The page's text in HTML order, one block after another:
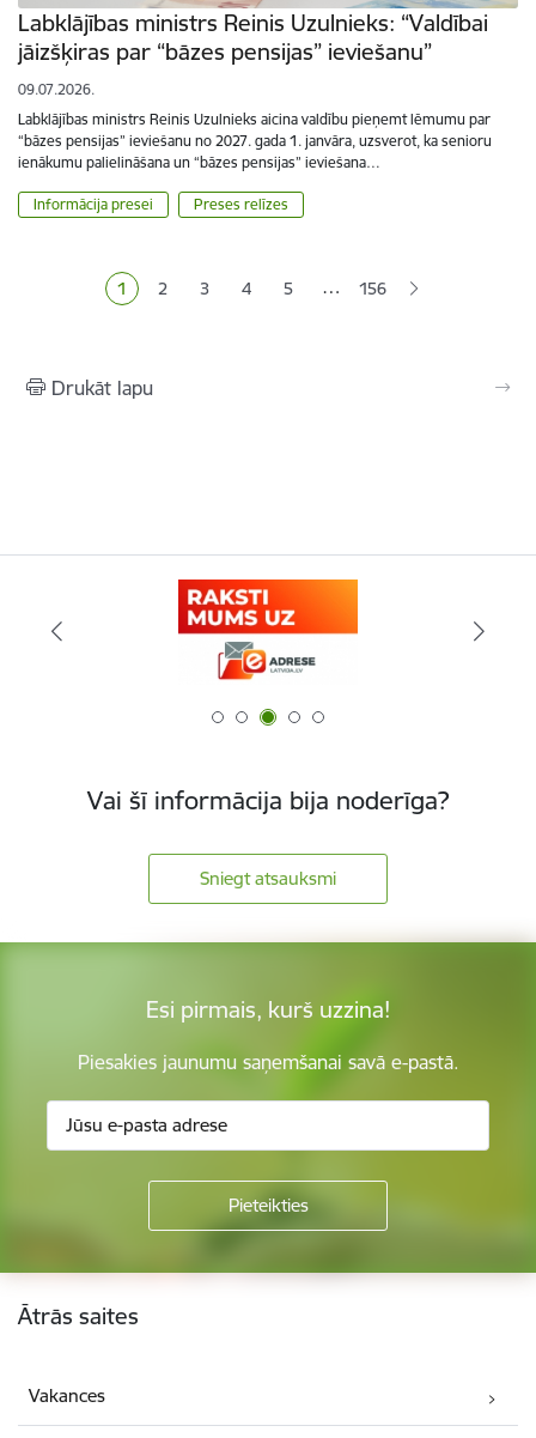
Labklājības ministrs Reinis Uzulnieks: “Valdībai
jāizšķiras par “bāzes pensijas” ieviešanu”
09.07.2026.
Labklājības ministrs Reinis Uzulnieks aicina valdību pieņemt lēmumu par
“bāzes pensijas” ieviešanu no 2027. gada 1. janvāra, uzsverot, ka senioru
ienākumu palielināšana un “bāzes pensijas” ieviešana…
Informācija presei Preses relīzes
Pašreizējā lapa
1 Lapa
2 Lapa
3 Lapa
4 Lapa
5 … 156
Drukāt lapu
Vai šī informācija bija noderīga?
Sniegt atsauksmi
Esi pirmais, kurš uzzina!
Piesakies jaunumu saņemšanai savā e-pastā.
Kājene
Ātrās saites
Vakances